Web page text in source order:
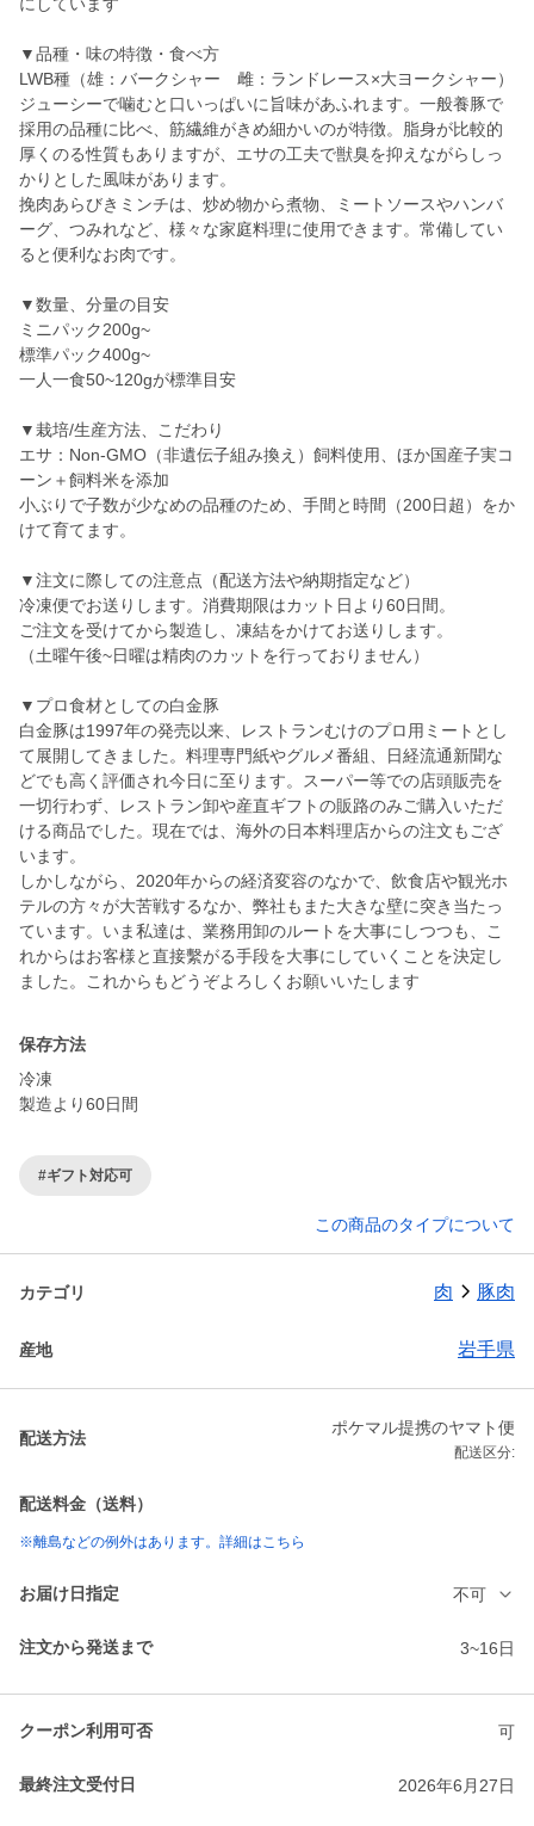
▼品種・味の特徴・食べ方
LWB種（雄：バークシャー 雌：ランドレース×大ヨークシャー）
ジューシーで噛むと口いっぱいに旨味があふれます。一般養豚で
採用の品種に比べ、筋繊維がきめ細かいのが特徴。脂身が比較的
厚くのる性質もありますが、エサの工夫で獣臭を抑えながらしっ
かりとした風味があります。
挽肉あらびきミンチは、炒め物から煮物、ミートソースやハンバ
ーグ、つみれなど、様々な家庭料理に使用できます。常備してい
ると便利なお肉です。
▼数量、分量の目安
ミニパック200g~
標準パック400g~
一人一食50~120gが標準目安
▼栽培/生産方法、こだわり
エサ：Non-GMO（非遺伝子組み換え）飼料使用、ほか国産子実コ
ーン＋飼料米を添加
小ぶりで子数が少なめの品種のため、手間と時間（200日超）をか
けて育てます。
▼注文に際しての注意点（配送方法や納期指定など）
冷凍便でお送りします。消費期限はカット日より60日間。
ご注文を受けてから製造し、凍結をかけてお送りします。
（土曜午後~日曜は精肉のカットを行っておりません）
▼プロ食材としての白金豚
白金豚は1997年の発売以来、レストランむけのプロ用ミートとし
て展開してきました。料理専門紙やグルメ番組、日経流通新聞な
どでも高く評価され今日に至ります。スーパー等での店頭販売を
一切行わず、レストラン卸や産直ギフトの販路のみご購入いただ
ける商品でした。現在では、海外の日本料理店からの注文もござ
います。
しかしながら、2020年からの経済変容のなかで、飲食店や観光ホ
テルの方々が大苦戦するなか、弊社もまた大きな壁に突き当たっ
ています。いま私達は、業務用卸のルートを大事にしつつも、こ
れからはお客様と直接繫がる手段を大事にしていくことを決定し
ました。これからもどうぞよろしくお願いいたします
保存方法
冷凍
製造より60日間
#ギフト対応可
この商品のタイプについて
カテゴリ 肉 豚肉
産地 岩手県
配送方法
ポケマル提携のヤマト便
配送区分:
配送料金（送料）
※離島などの例外はあります。詳細はこちら
お届け日指定 不可
注文から発送まで 3~16日
クーポン利用可否 可
最終注文受付日 2026年6月27日